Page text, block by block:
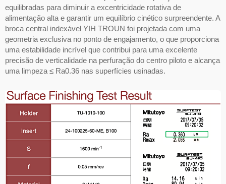
equilibradas para diminuir a excentricidade rotativa de
alimentação alta e garantir um equilíbrio cinético surpreendente. A
broca central indexável YIH TROUN foi projetada com uma
geometria exclusiva no ponto de engajamento, o que proporciona
uma estabilidade incrível que contribui para uma excelente
precisão de verticalidade na perfuração do centro piloto e alcança
uma limpeza ≤ Ra0.36 nas superfícies usinadas.